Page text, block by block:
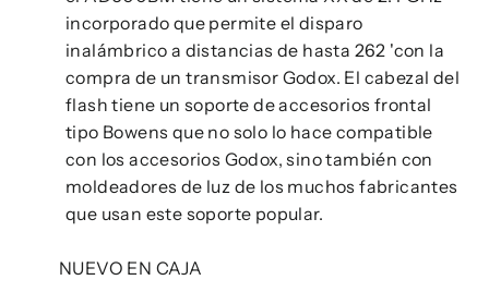
incorporado que permite el disparo
inalámbrico a distancias de hasta 262 'con la
compra de un transmisor Godox. El cabezal del
flash tiene un soporte de accesorios frontal
tipo Bowens que no solo lo hace compatible
con los accesorios Godox, sino también con
moldeadores de luz de los muchos fabricantes
que usan este soporte popular.
NUEVO EN CAJA